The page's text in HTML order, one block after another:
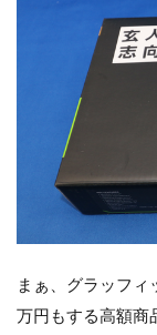
まぁ、グラッフ
万円もする高額商